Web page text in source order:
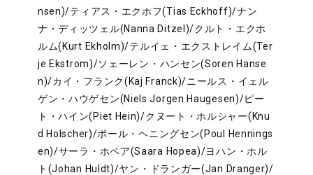
nsen)/ティアス・エクホフ(Tias Eckhoff)/ナン
ナ・ディッツェル(Nanna Ditzel)/クルト・エクホ
ルム(Kurt Ekholm)/テルイェ・エクストレイム(Ter
je Ekstrom)/ソェーレン・ハンセン(Soren Hanse
n)/カイ・フランク(Kaj Franck)/ニールス・イェル
ゲン・ハウゲセン(Niels Jorgen Haugesen)/ピー
ト・ハイン(Piet Hein)/クヌート・ホルシャー(Knu
d Holscher)/ポール・ヘニングセン(Poul Hennings
en)/サーラ・ホペア(Saara Hopea)/ヨハン・ホル
ト(Johan Huldt)/ヤン・ドランガー(Jan Dranger)/